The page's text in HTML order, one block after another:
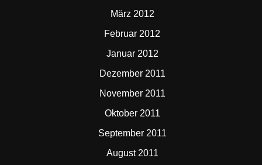
März 2012
Februar 2012
Januar 2012
Dezember 2011
November 2011
Oktober 2011
September 2011
August 2011